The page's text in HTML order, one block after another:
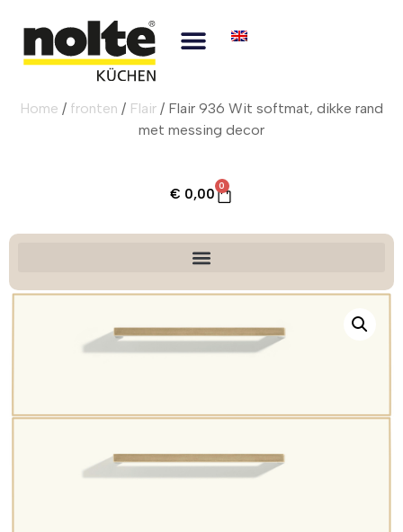
Home / fronten / Flair / Flair 936 Wit softmat, dikke rand
met messing decor
€ 0,00
0